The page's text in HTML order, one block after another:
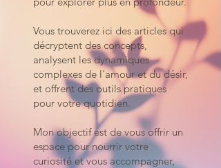
Vous trouverez ici des articles qui
décryptent des concepts,
analysent les dynamiques
complexes de l'amour et du désir,
et offrent des outils pratiques
pour votre quotidien.
Mon objectif est de vous offrir un
espace pour nourrir votre
curiosité et vous accompagner,